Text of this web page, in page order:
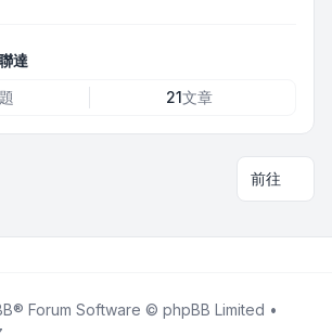
達
21文章
前往
® Forum Software © phpBB Limited •